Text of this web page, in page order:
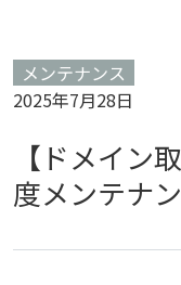
メンテナンス
2025年7月28日
【ドメイン
度メンテナ